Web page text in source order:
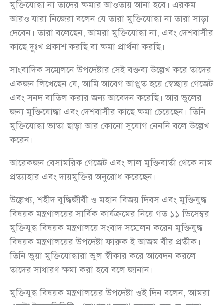
মুক্তিযোদ্ধা না তাদের ক্ষমার আওতায় আনা হবে। এরকম
আরও যারা নিজেরা বলেন যে তারা মুক্তিযোদ্ধা না তারা সাড়া
দেবেন। তারা বলেছেন, আমরা মুক্তিযোদ্ধা না, এবং দেশবাসীর
কাছে দুঃখ প্রকাশ করছি বা ক্ষমা প্রার্থনা করছি।
সাংবাদিক সম্মেলনে উপদেষ্টার সেই বক্তব্য উল্লেখ করে তাদের
একজন লিখেছেন যে, আমি আবেগ আপ্লুত হয়ে স্বেচ্ছায় গেজেট
এবং সনদ বাতিল করার জন্য আবেদন করেছি। আর ভুলের
জন্য মুক্তিযোদ্ধা এবং দেশবাসীর কাছে ক্ষমা চেয়েছেন। তিনি
মুক্তিযোদ্ধা ভাতা ছাড়া আর কোনো সুযোগ নেননি বলে উল্লেখ
করেন।
আরেকজন বেসামরিক গেজেট এবং লাল মুক্তিবার্তা থেকে নাম
প্রত্যাহার এবং দায়মুক্তির অনুরোধ করেছেন।
উল্লেখ্য, শহীদ বুদ্ধিজীবী ও মহান বিজয় দিবস এবং মুক্তিযুদ্ধ
বিষয়ক মন্ত্রণালয়ের সার্বিক কার্যক্রমের নিয়ে গত ১১ ডিসেম্বর
মুক্তিযুদ্ধ বিষয়ক মন্ত্রণালয়ে সংবাদ সম্মেলন করেন মুক্তিযুদ্ধ
বিষয়ক মন্ত্রণালয়ের উপদেষ্টা ফারুক ই আজম বীর প্রতীক।
তিনি ভুয়া মুক্তিযোদ্ধারা ভুল স্বীকার করে আবেদন করলে
তাদের সাধারণ ক্ষমা করা হবে বলে জানান।
মুক্তিযুদ্ধ বিষয়ক মন্ত্রণালয়ের উপদেষ্টা ওই দিন বলেন, আমরা